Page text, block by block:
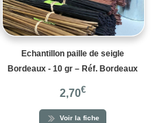
Echantillon paille de seigle
Bordeaux - 10 gr – Réf. Bordeaux
2,70€
Voir la fiche